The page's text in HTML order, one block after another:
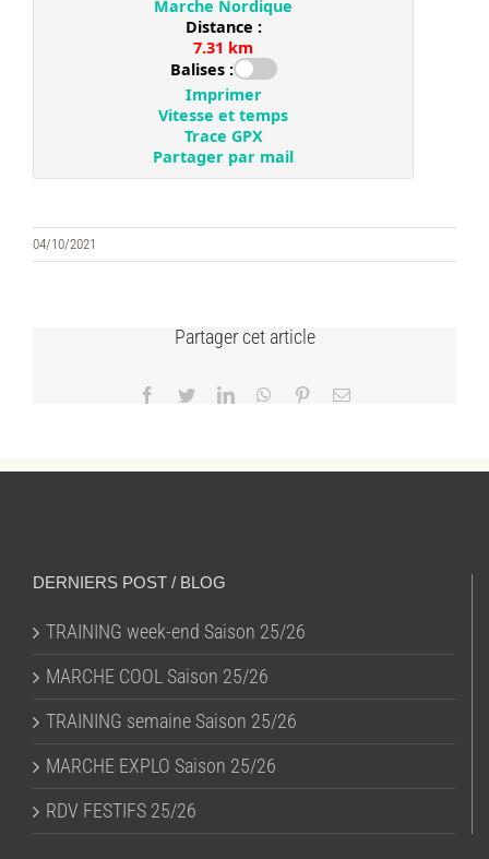
04/10/2021
Partager cet article
Facebook
TwitterLinkedInWhatsApp
PinterestEmail
DERNIERS POST / BLOG
TRAINING week-end Saison 25/26
MARCHE COOL Saison 25/26
TRAINING semaine Saison 25/26
MARCHE EXPLO Saison 25/26
RDV FESTIFS 25/26